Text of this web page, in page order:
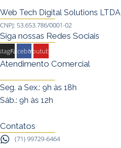
Web Tech Digital Solutions LTDA
CNPJ: 53.653.786/0001-02
Siga nossas Redes Sociais
FacebookYoutube
Atendimento Comercial
Seg. a Sex.: 9h às 18h
Sáb.: 9h às 12h
Contatos
(71) 99729-6464